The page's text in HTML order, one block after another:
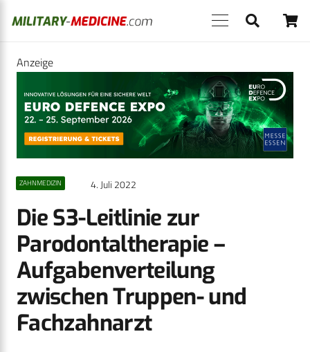
Anzeige
ZAHNMEDIZIN 4. Juli 2022
Die S3-Leitlinie zur
Parodontaltherapie –
Aufgabenverteilung
zwischen Truppen- und
Fachzahnarzt